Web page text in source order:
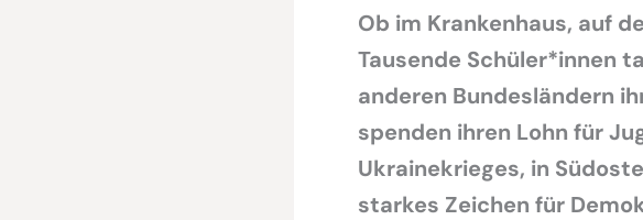
Ob im Krankenhaus, auf
Tausende Schüler*innen
anderen Bundesländern
spenden ihren Lohn für
Ukrainekrieges, in
starkes Zeichen für